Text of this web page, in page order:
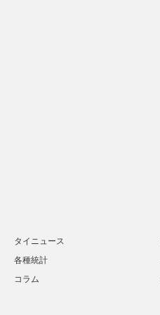
タイニュース
各種統計
コラム